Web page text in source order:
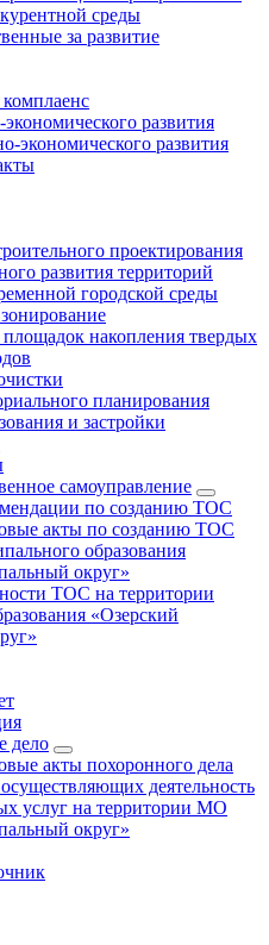
среды
за развитие
развития
экономического развития
проектирования
развития территорий
городской среды
накопления твердых
планирования
и застройки
самоуправление
по созданию ТОС
акты по созданию ТОС
образования
округ»
ТОС на территории
«Озерский
дело
акты похоронного дела
деятельность
услуг на территории МО
округ»